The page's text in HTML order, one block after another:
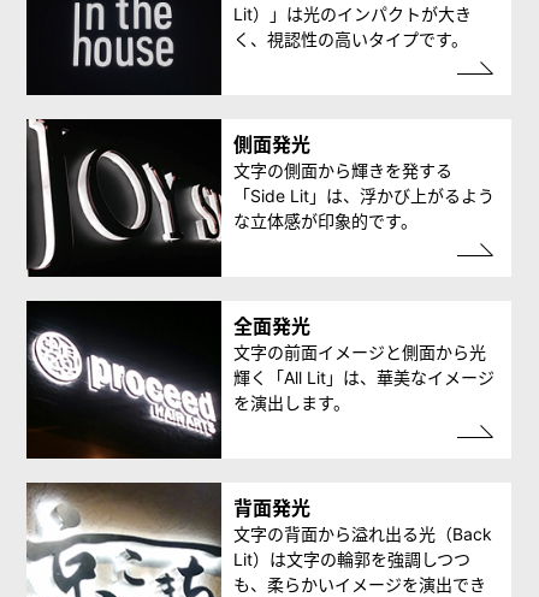
Lit）」は光のインパクトが大き
く、視認性の高いタイプです。
側面発光
文字の側面から輝きを発する
「Side Lit」は、浮かび上がるよう
な立体感が印象的です。
全面発光
文字の前面イメージと側面から光
輝く「All Lit」は、華美なイメージ
を演出します。
背面発光
文字の背面から溢れ出る光（Back
Lit）は文字の輪郭を強調しつつ
も、柔らかいイメージを演出でき